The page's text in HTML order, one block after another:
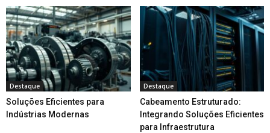
Destaque
Soluções Eficientes para
Indústrias Modernas
Destaque
Cabeamento Estruturado:
Integrando Soluções Eficientes
para Infraestrutura